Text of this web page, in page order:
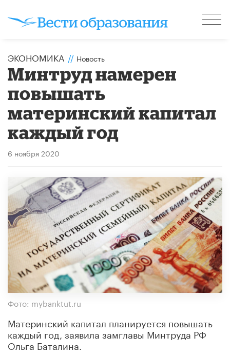
ЭКОНОМИКА // Новость
Минтруд намерен
повышать
материнский капитал
каждый год
6 ноября 2020
Фото: mybanktut.ru
Материнский капитал планируется повышать
каждый год, заявила замглавы Минтруда РФ
Ольга Баталина.